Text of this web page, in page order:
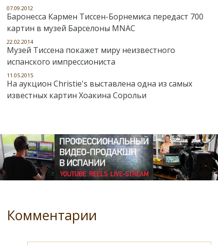
07.09.2012
Баронесса Кармен Тиссен-Борнемиса передаст 700
картин в музей Барселоны MNAC
22.02.2014
Музей Тиссена покажет миру неизвестного
испанского импрессиониста
11.05.2015
На аукцион Christie's выставлена одна из самых
известных картин Хоакина Сорольи
Комментарии